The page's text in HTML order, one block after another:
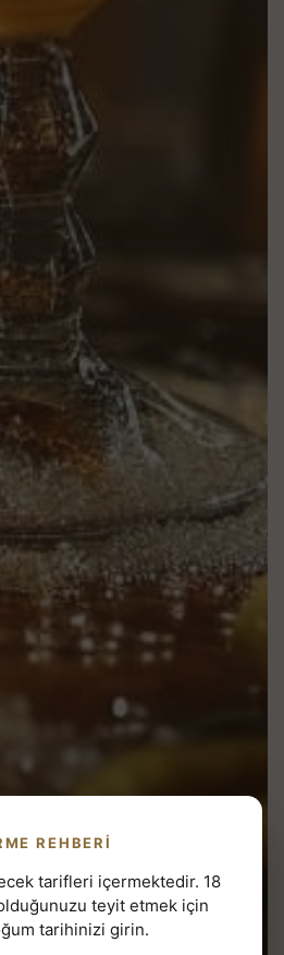
REHBERI
tarifleri içermektedir. 18
teyit etmek için
tarihinizi girin.